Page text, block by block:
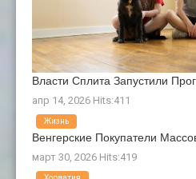
Власти Сплита Запустили
апр 14, 2026 Hits:411
Венгерские Покупатели
март 30, 2026 Hits:419
Жизнь